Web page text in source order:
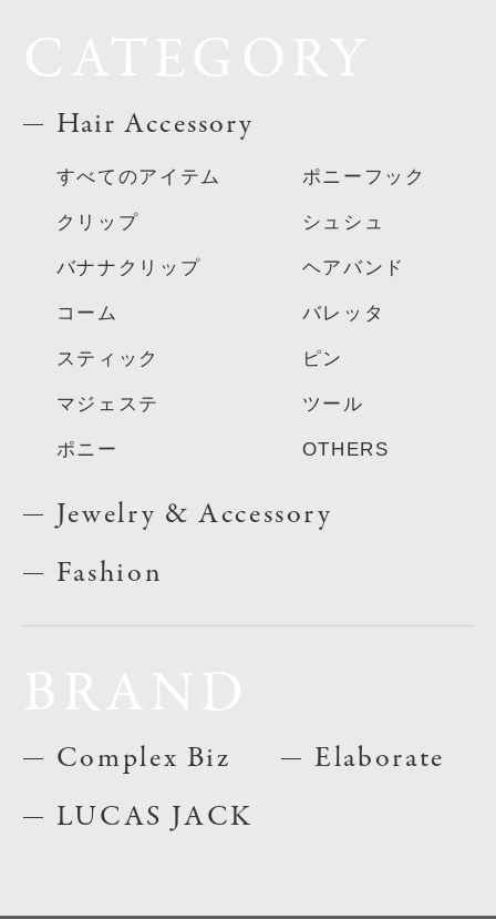
Hair Accessory
すべてのアイテム
クリップ
バナナクリップ
コーム
スティック
マジェステ
ポニー
ポニーフック
シュシュ
ヘアバンド
バレッタ
ピン
ツール
OTHERS
Jewelry & Accessory
Fashion
Complex Biz
LUCAS JACK
Elaborate